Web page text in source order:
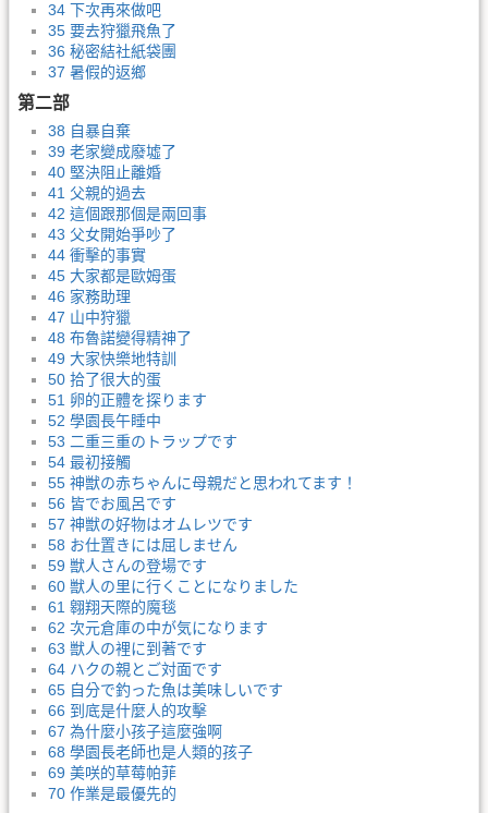
34 下次再來做吧
35 要去狩獵飛魚了
36 秘密結社紙袋團
37 暑假的返鄉
第二部
38 自暴自棄
39 老家變成廢墟了
40 堅決阻止離婚
41 父親的過去
42 這個跟那個是兩回事
43 父女開始爭吵了
44 衝擊的事實
45 大家都是歐姆蛋
46 家務助理
47 山中狩獵
48 布魯諾變得精神了
49 大家快樂地特訓
50 拾了很大的蛋
51 卵的正體を探ります
52 學園長午睡中
53 二重三重のトラップです
54 最初接觸
55 神獣の赤ちゃんに母親だと思われてます！
56 皆でお風呂です
57 神獣の好物はオムレツです
58 お仕置きには屈しません
59 獣人さんの登場です
60 獣人の里に行くことになりました
61 翱翔天際的魔毯
62 次元倉庫の中が気になります
63 獣人の裡に到著です
64 ハクの親とご対面です
65 自分で釣った魚は美味しいです
66 到底是什麼人的攻擊
67 為什麼小孩子這麼強啊
68 學園長老師也是人類的孩子
69 美咲的草莓帕菲
70 作業是最優先的